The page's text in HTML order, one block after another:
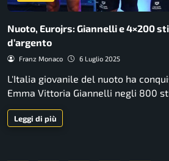
Nuoto, Eurojrs: Giannelli e 4×200
d’argento
Franz Monaco 6 Luglio 2025
L'Italia giovanile del nuoto ha
Emma Vittoria Giannelli negli 800
Leggi di più